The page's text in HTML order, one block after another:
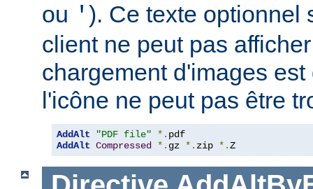
ou ' ). Ce texte optionnel
client ne peut pas
chargement d'images
l'icône ne peut pas être
AddAlt "PDF file" *.
AddAlt Compressed *. gz *. zip *.Z